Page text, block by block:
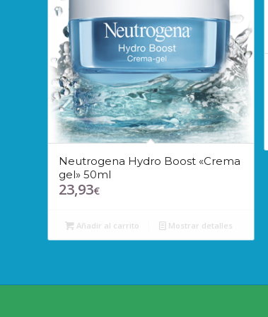
Neutrogena Hydro Boost «Crema
gel» 50ml
23,93€
Añadir al carrito Mostrar detalles